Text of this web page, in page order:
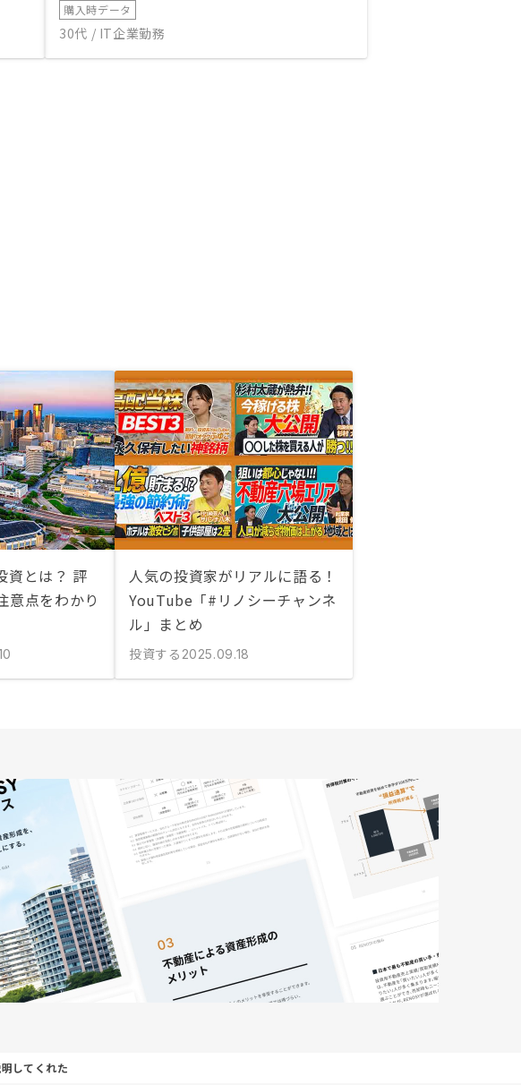
購入時データ
30代 / IT企業勤務
資とは？ 評
意点をわかり
人気の投資家がリアルに語る！
YouTube「#リノシーチャンネ
ル」まとめ
投資する 2025.09.18
してくれた